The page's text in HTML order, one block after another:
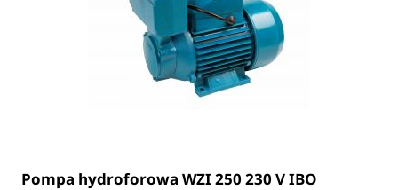
Pompa hydroforowa WZI 250 230 V IBO